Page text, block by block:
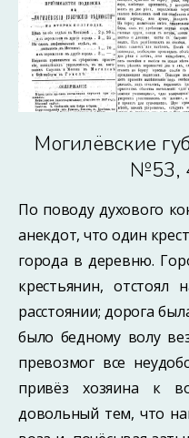
Могилёвские
№53,
По поводу духового
анекдот, что один
города в деревню.
крестьянин, отстоял
расстоянии; дорога
было бедному волу
превозмог все
привёз хозяина к
довольный тем, что